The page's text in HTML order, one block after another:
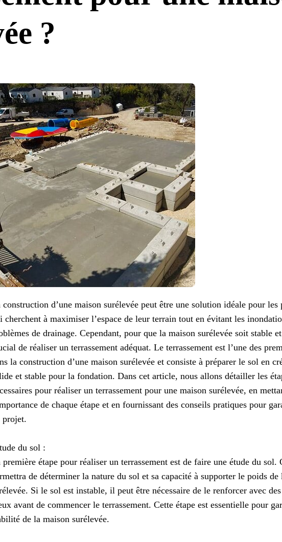
?
construction d’une maison surélevée peut être une solution idéale pour les
cherchent à maximiser l’espace de leur terrain tout en évitant les
de drainage. Cependant, pour que la maison surélevée soit stable
de réaliser un terrassement adéquat. Le terrassement est l’une des
la construction d’une maison surélevée et consiste à préparer le sol en
et stable pour la fondation. Dans cet article, nous allons détailler les
pour réaliser un terrassement pour une maison surélevée, en
de chaque étape et en fournissant des conseils pratiques pour
projet.
du sol :
première étape pour réaliser un terrassement est de faire une étude du sol.
de déterminer la nature du sol et sa capacité à supporter le poids de
Si le sol est instable, il peut être nécessaire de le renforcer avec
avant de commencer le terrassement. Cette étape est essentielle pour
de la maison surélevée.